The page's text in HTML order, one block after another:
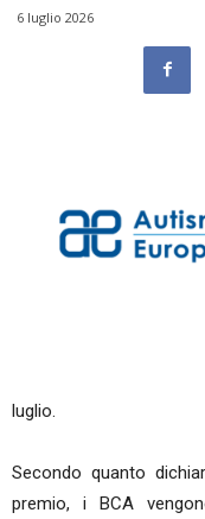
6 luglio 2026
luglio.
Secondo quanto
premio, i BCA